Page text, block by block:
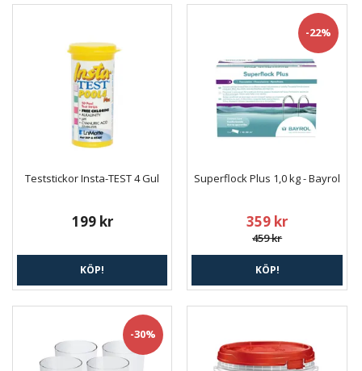
Teststickor Insta-TEST 4 Gul
199 kr
KÖP!
-22%
Superflock Plus 1,0 kg - Bayrol
359 kr
459 kr
KÖP!
-30%